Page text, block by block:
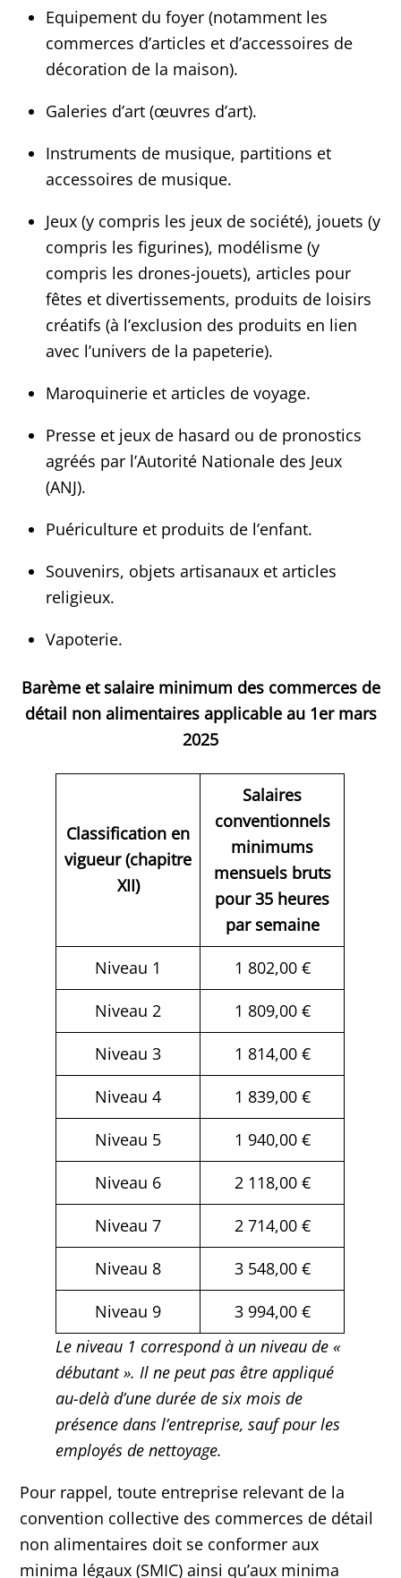
Equipement du foyer (notamment les
commerces d’articles et d’accessoires de
décoration de la maison).
Galeries d’art (œuvres d’art).
Instruments de musique, partitions et
accessoires de musique.
Jeux (y compris les jeux de société), jouets (y
compris les figurines), modélisme (y
compris les drones-jouets), articles pour
fêtes et divertissements, produits de loisirs
créatifs (à l’exclusion des produits en lien
avec l’univers de la papeterie).
Maroquinerie et articles de voyage.
Presse et jeux de hasard ou de pronostics
agréés par l’Autorité Nationale des Jeux
(ANJ).
Puériculture et produits de l’enfant.
Souvenirs, objets artisanaux et articles
religieux.
Vapoterie.
Barème et salaire minimum des commerces de
détail non alimentaires applicable au 1er mars
2025
Classification en
vigueur (chapitre
XII)
Salaires
conventionnels
minimums
mensuels bruts
pour 35 heures
par semaine
Niveau 1
1 802,00 €
Niveau 2
1 809,00 €
Niveau 3
1 814,00 €
Niveau 4
1 839,00 €
Niveau 5
1 940,00 €
Niveau 6
2 118,00 €
Niveau 7
2 714,00 €
Niveau 8
3 548,00 €
Niveau 9
3 994,00 €
Le niveau 1 correspond à un niveau de «
débutant ». Il ne peut pas être appliqué
au-delà d’une durée de six mois de
présence dans l’entreprise, sauf pour les
employés de nettoyage.
Pour rappel, toute entreprise relevant de la
convention collective des commerces de détail
non alimentaires doit se conformer aux
minima légaux (SMIC) ainsi qu’aux minima